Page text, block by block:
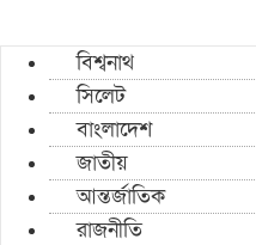
বিশ্বনাথ
সিলেট
বাংলাদেশ
জাতীয়
আন্তর্জাতিক
রাজনীতি